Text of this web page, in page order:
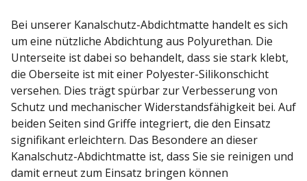
Bei unserer Kanalschutz-Abdichtmatte handelt es sich
um eine nützliche Abdichtung aus Polyurethan. Die
Unterseite ist dabei so behandelt, dass sie stark klebt,
die Oberseite ist mit einer Polyester-Silikonschicht
versehen. Dies trägt spürbar zur Verbesserung von
Schutz und mechanischer Widerstandsfähigkeit bei. Auf
beiden Seiten sind Griffe integriert, die den Einsatz
signifikant erleichtern. Das Besondere an dieser
Kanalschutz-Abdichtmatte ist, dass Sie sie reinigen und
damit erneut zum Einsatz bringen können